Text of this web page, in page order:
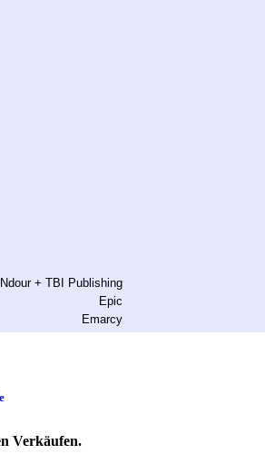
+ TBI Publishing
Epic
Emarcy
Verkäufen.